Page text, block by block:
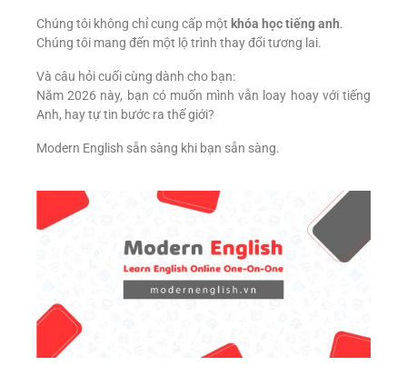
Chúng tôi không chỉ cung cấp một khóa học tiếng anh.
Chúng tôi mang đến một lộ trình thay đổi tương lai.
Và câu hỏi cuối cùng dành cho bạn:
Năm 2026 này, bạn có muốn mình vẫn loay hoay với tiếng
Anh, hay tự tin bước ra thế giới?
Modern English sẵn sàng khi bạn sẵn sàng.